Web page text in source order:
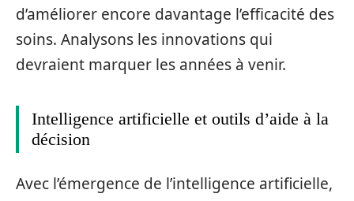
d’améliorer encore davantage l’efficacité des
soins. Analysons les innovations qui
devraient marquer les années à venir.
Intelligence artificielle et outils d’aide à la
décision
Avec l’émergence de l’intelligence artificielle,